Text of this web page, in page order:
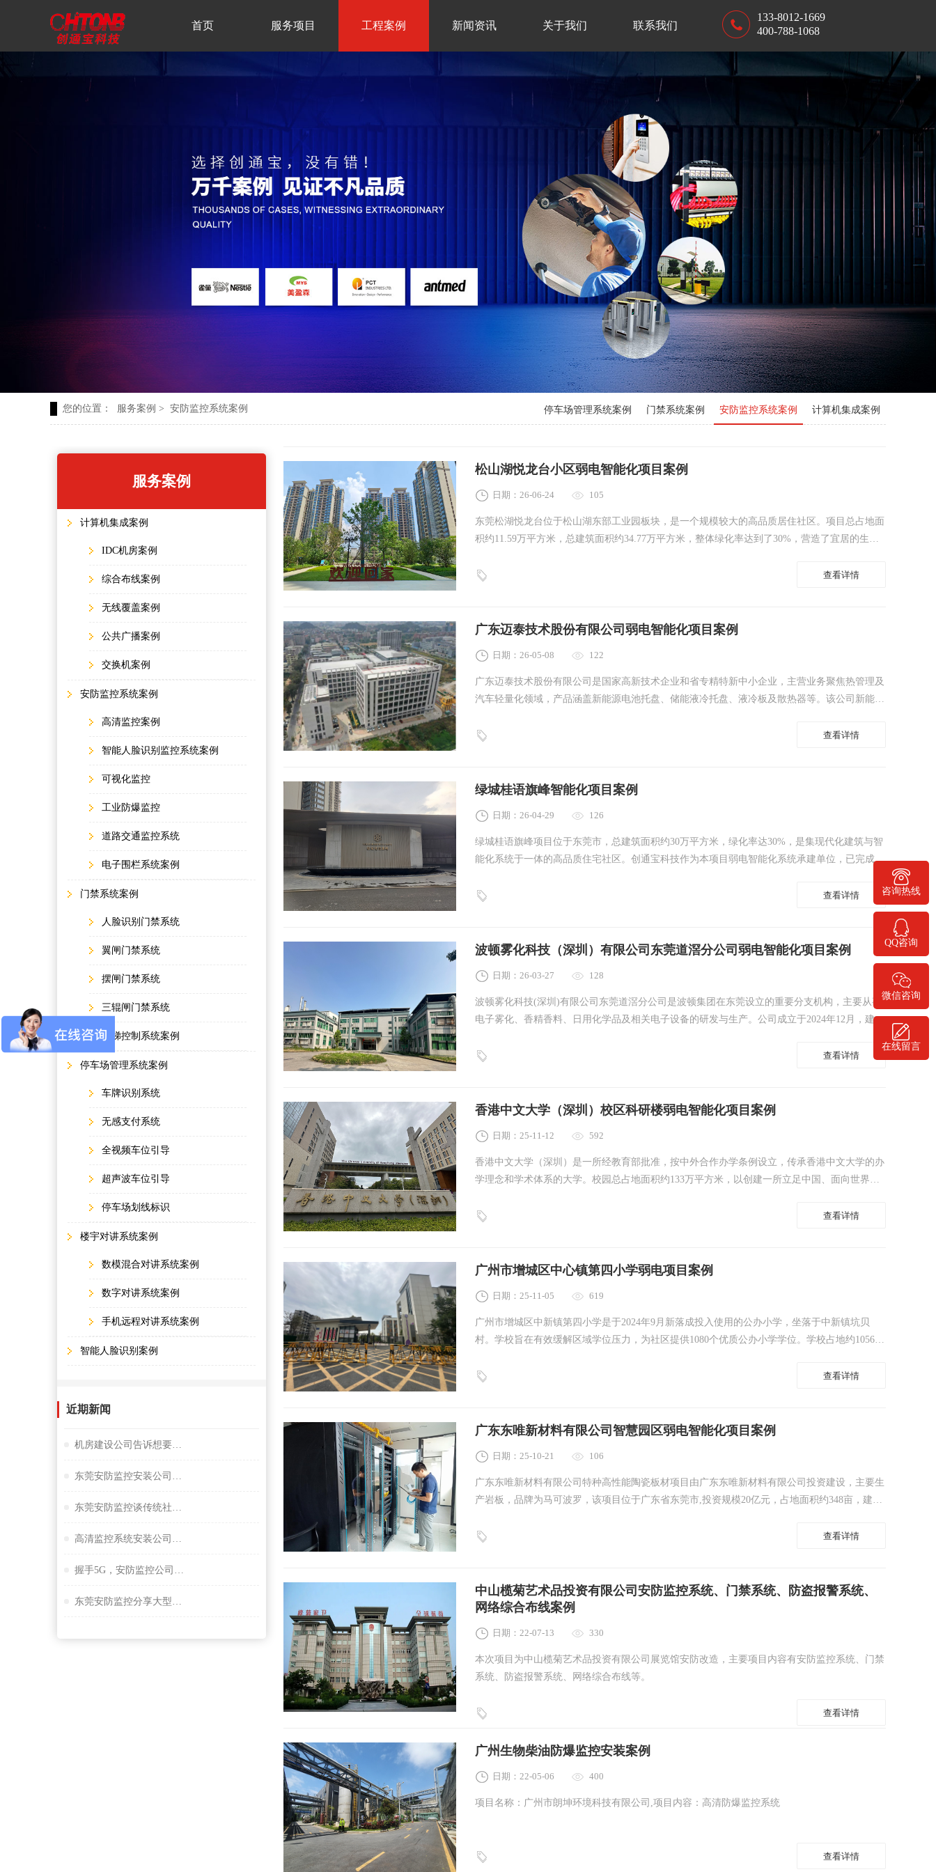
首页 服务项目 工程案例 新闻资讯 关于我们 联系我们
133-8012-1669
400-788-1068
您的位置： 服务案例 > 安防监控系统案例 计算机集成案例
安防监控系统案例
门禁系统案例
停车场管理系统案例
服务案例
计算机集成案例
IDC机房案例
综合布线案例
无线覆盖案例
公共广播案例
交换机案例
安防监控系统案例
高清监控案例
智能人脸识别监控系统案例
可视化监控
工业防爆监控
道路交通监控系统
电子围栏系统案例
门禁系统案例
人脸识别门禁系统
翼闸门禁系统
摆闸门禁系统
三辊闸门禁系统
电梯控制系统案例
停车场管理系统案例
车牌识别系统
无感支付系统
全视频车位引导
超声波车位引导
停车场划线标识
楼宇对讲系统案例
数模混合对讲系统案例
数字对讲系统案例
手机远程对讲系统案例
智能人脸识别案例
近期新闻
机房建设公司告诉想要监控夜视效果好选择很重要
东莞安防监控安装公司谈小间距LED显示屏
东莞安防监控谈传统社区存在的问题
高清监控系统安装公司阐述失驾人员管控系统
握手5G，安防监控公司谈描绘未来大交通云锦蓝图
东莞安防监控分享大型桥隧监控系统解决方案设计
松山湖悦龙台小区弱电智能化项目案例
日期：26-06-24 105
东莞松湖悦龙台位于松山湖东部工业园板块，是一个规模较大的高品质居住社区。项目总占地面
积约11.59万平方米，总建筑面积约34.77万平方米，整体绿化率达到了30%，营造了宜居的生态
米的双中心湖景园林。创通宝科技作为此次弱电智能化建设的承建方，负责实施背景音乐、电子
查看详情
广东迈泰技术股份有限公司弱电智能化项目案例
日期：26-05-08 122
广东迈泰技术股份有限公司是国家高新技术企业和省专精特新中小企业，主营业务聚焦热管理及
汽车轻量化领域，产品涵盖新能源电池托盘、储能液冷托盘、液冷板及散热器等。该公司新能源
科技作为本次项目的弱电智能化承接方，主要负责建设办公网络、无线AP、监控系统、机房
查看详情
绿城桂语旗峰智能化项目案例
日期：26-04-29 126
绿城桂语旗峰项目位于东莞市，总建筑面积约30万平方米，绿化率达30%，是集现代化建筑与智
能化系统于一体的高品质住宅社区。创通宝科技作为本项目弱电智能化系统承建单位，已完成小
查看详情
波顿雾化科技（深圳）有限公司东莞道滘分公司弱电智能化项目案例
日期：26-03-27 128
波顿雾化科技(深圳)有限公司东莞道滘分公司是波顿集团在东莞设立的重要分支机构，主要从事
电子雾化、香精香料、日用化学品及相关电子设备的研发与生产。公司成立于2024年12月，建筑
建设。项目主要做智慧安防监控系统、无线AP、门禁系统等。
查看详情
香港中文大学（深圳）校区科研楼弱电智能化项目案例
日期：25-11-12 592
香港中文大学（深圳）是一所经教育部批准，按中外合作办学条例设立，传承香港中文大学的办
学理念和学术体系的大学。校园总占地面积约133万平方米，以创建一所立足中国、面向世界的
查看详情
广州市增城区中心镇第四小学弱电项目案例
日期：25-11-05 619
广州市增城区中新镇第四小学是于2024年9月新落成投入使用的公办小学，坐落于中新镇坑贝
村。学校旨在有效缓解区域学位压力，为社区提供1080个优质公办小学学位。学校占地约10560
室，充分保障学生全面发展与个性化学习需求。
查看详情
广东东唯新材料有限公司智慧园区弱电智能化项目案例
日期：25-10-21 106
广东东唯新材料有限公司特种高性能陶瓷板材项目由广东东唯新材料有限公司投资建设，主要生
产岩板，品牌为马可波罗，该项目位于广东省东莞市,投资规模20亿元，占地面积约348亩，建筑
馆、综合配套设施等。
查看详情
中山榄菊艺术品投资有限公司安防监控系统、门禁系统、防盗报警系统、
网络综合布线案例
日期：22-07-13 330
本次项目为中山榄菊艺术品投资有限公司展览馆安防改造，主要项目内容有安防监控系统、门禁
系统、防盗报警系统、网络综合布线等。
查看详情
广州生物柴油防爆监控安装案例
日期：22-05-06 400
项目名称：广州市朗坤环境科技有限公司,项目内容：高清防爆监控系统
查看详情
咨询热线
400-778-1068
QQ咨询
微信咨询
在线留言